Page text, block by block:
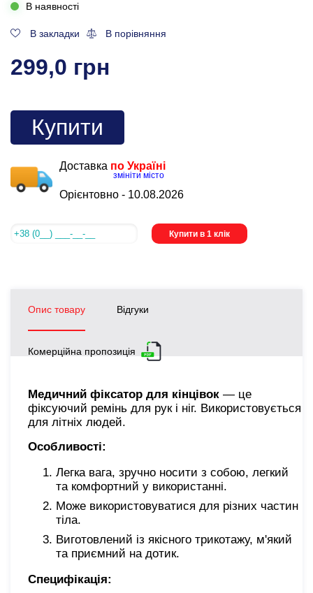
В наявності
В закладки В порівняння
299,0 грн
Купити
Доставка по Україні
змініти місто
Орієнтовно - 10.08.2026
Купити в 1 клік
Опис товару Відгуки
Комерційна пропозиція
Медичний фіксатор для кінцівок — це
фіксуючий ремінь для рук і ніг. Використовується
для літніх людей.
Особливості:
Легка вага, зручно носити з собою, легкий
та комфортний у використанні.
Може використовуватися для різних частин
тіла.
Виготовлений із якісного трикотажу, м'який
та приємний на дотик.
Специфікація: